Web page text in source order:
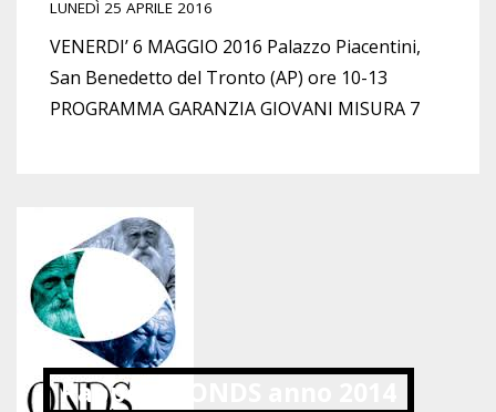
LUNEDÌ 25 APRILE 2016
VENERDI’ 6 MAGGIO 2016 Palazzo Piacentini,
San Benedetto del Tronto (AP) ore 10-13
PROGRAMMA GARANZIA GIOVANI MISURA 7
Rapporto ONDS anno 2014